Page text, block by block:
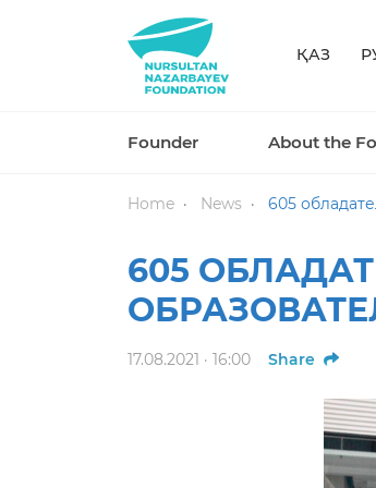
ҚАЗ
Founder About the
Home News 605
605
17.08.2021 · 16:00 Share